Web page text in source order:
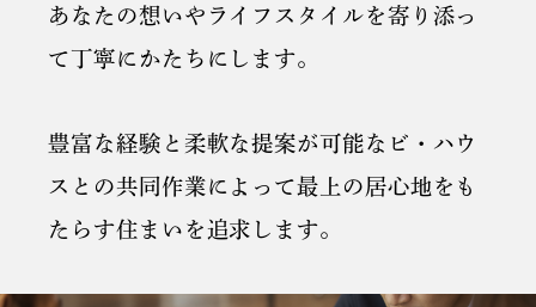
あなたの想いやライフスタイルを寄り添っ
て丁寧にかたちにします。
豊富な経験と柔軟な提案が可能なビ・ハウ
スとの共同作業によって最上の居心地をも
たらす住まいを追求します。